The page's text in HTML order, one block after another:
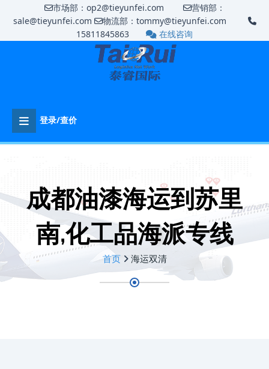
市场部：op2@tieyunfei.com
营销部：
sale@tieyunfei.com
物流部：tommy@tieyunfei.com
15811845863
在线咨询
登录/查价
成都油漆海运到苏里
南,化工品海派专线
首页 海运双清